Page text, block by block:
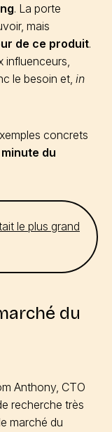
. La porte
mais
de ce produit.
influenceurs,
le besoin et, in
concrets
minute du
le plus grand
du
Anthony, CTO
recherche très
marché du